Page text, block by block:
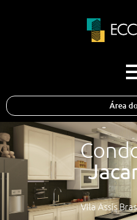
Área
Vila Assis